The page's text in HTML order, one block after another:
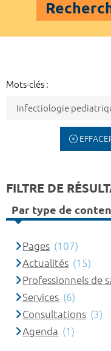
Mots-clés :
FILTRE DE
Par type de
Pages (107)
Actualités (15)
Professionnels de
Services (6)
Consultations (3)
Agenda (1)